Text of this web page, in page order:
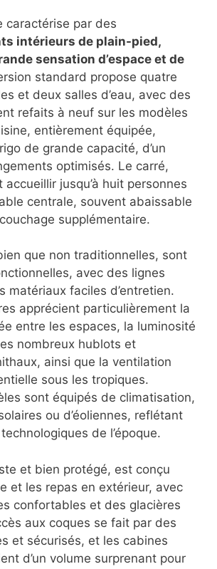
caractérise par des
intérieurs de plain-pied,
sensation d’espace et de
standard propose quatre
et deux salles d’eau, avec des
refaits à neuf sur les modèles
entièrement équipée,
de grande capacité, d’un
optimisés. Le carré,
accueillir jusqu’à huit personnes
centrale, souvent abaissable
supplémentaire.
que non traditionnelles, sont
avec des lignes
matériaux faciles d’entretien.
apprécient particulièrement la
entre les espaces, la luminosité
nombreux hublots et
ainsi que la ventilation
sous les tropiques.
sont équipés de climatisation,
ou d’éoliennes, reflétant
de l’époque.
et bien protégé, est conçu
et les repas en extérieur, avec
confortables et des glacières
aux coques se fait par des
et sécurisés, et les cabines
d’un volume surprenant pour